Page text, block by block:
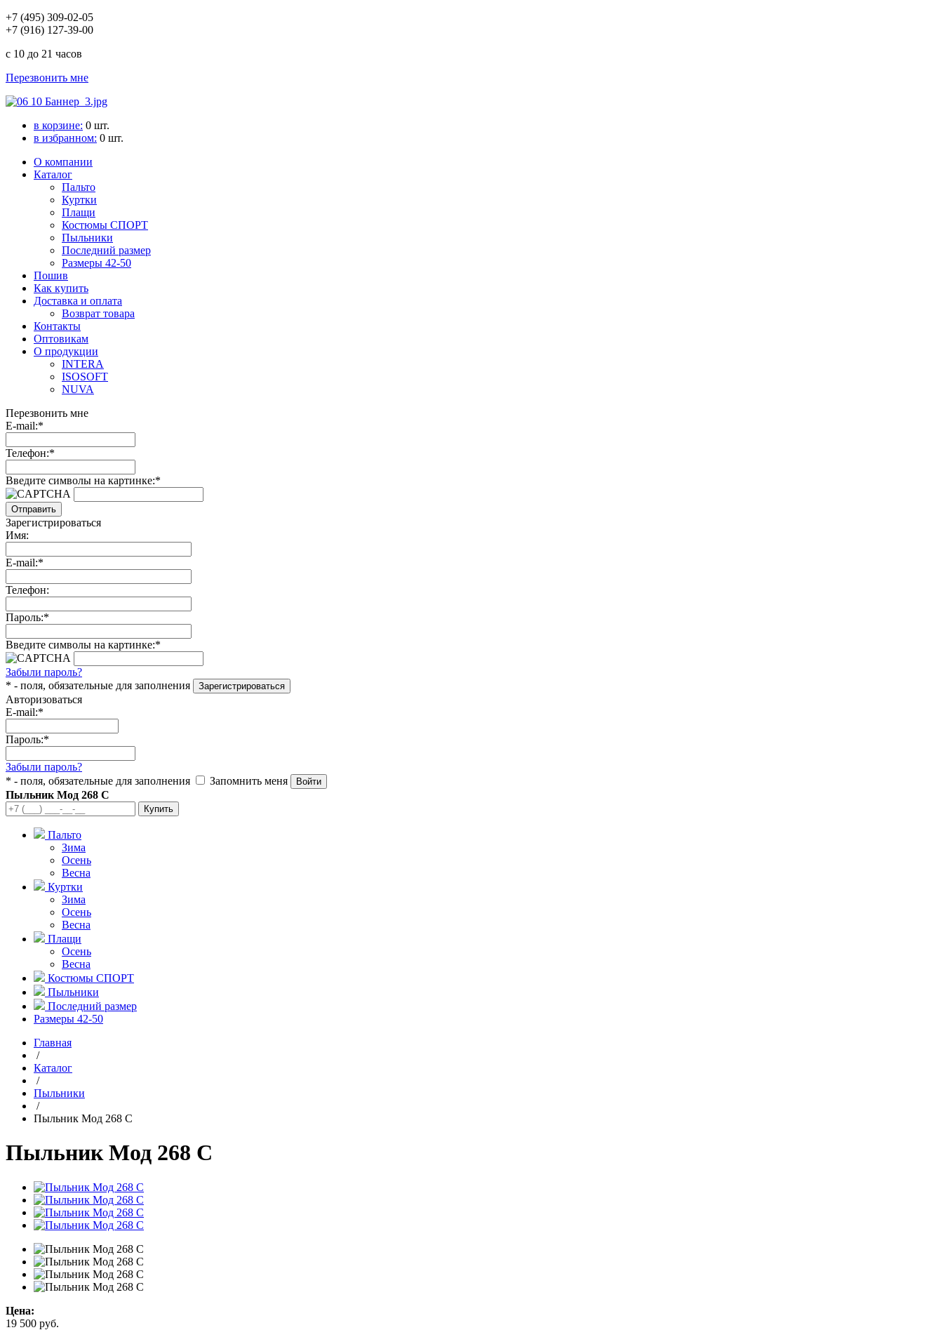
+7 (495) 309-02-05
+7 (916) 127-39-00
с 10 до 21 часов
Перезвонить мне
в корзине: 0 шт.
в избранном: 0 шт.
О компании
Каталог
Пальто
Куртки
Плащи
Костюмы СПОРТ
Пыльники
Последний размер
Размеры 42-50
Пошив
Как купить
Доставка и оплата
Возврат товара
Контакты
Оптовикам
О продукции
INTERA
ISOSOFT
NUVA
Перезвонить мне
E-mail:*
Телефон:*
Введите символы на картинке:*
Зарегистрироваться
Имя:
E-mail:*
Телефон:
Пароль:*
Введите символы на картинке:*
Забыли пароль?
* - поля, обязательные для заполнения
Авторизоваться
E-mail:*
Пароль:*
Забыли пароль?
* - поля, обязательные для заполнения
Запомнить меня
Пыльник Мод 268 С
Пальто
Зима
Осень
Весна
Куртки
Зима
Осень
Весна
Плащи
Осень
Весна
Костюмы СПОРТ
Пыльники
Последний размер
Размеры 42-50
Главная
/
Каталог
/
Пыльники
/
Пыльник Мод 268 С
Пыльник Мод 268 С
Цена:
19 500 руб.